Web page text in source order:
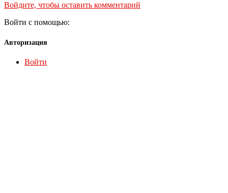
Войдите, чтобы оставить комментарий
Войти с помощью:
Авторизация
Войти